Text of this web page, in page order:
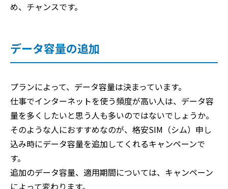
め、チャンスです。
データ容量の追加
プランによって、データ容量は決まっています。
仕事でインターネットを使う頻度が高い人は、データ容
量を多くしたいと思う人も多いのではないでしょうか。
そのような人におすすめなのが、格安SIM（シム）申し
込み時にデータ容量を追加してくれるキャンペーンで
す。
追加のデータ容量、適用期間については、キャンペーン
によって変わります。